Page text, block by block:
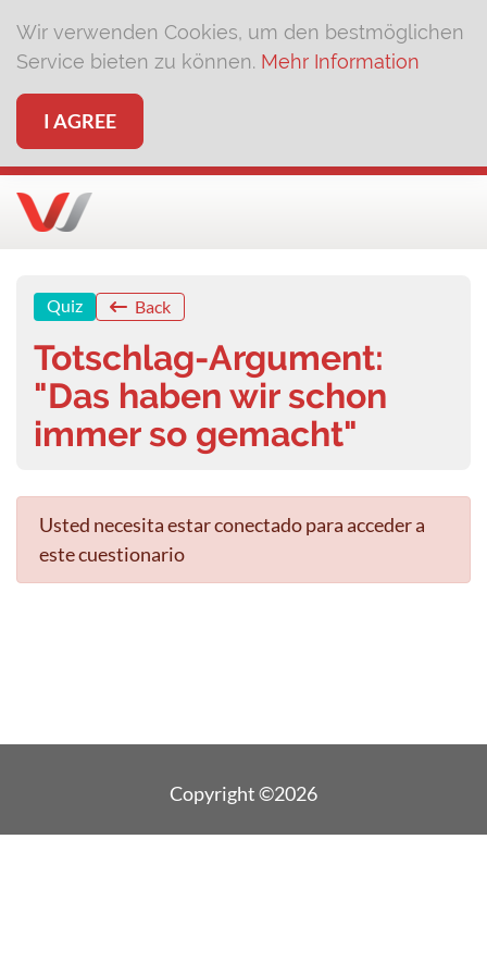
Wir verwenden Cookies, um den bestmöglichen
Service bieten zu können. Mehr Information
I AGREE
Quiz Back
Totschlag-Argument:
"Das haben wir schon
immer so gemacht"
Usted necesita estar conectado para acceder a
este cuestionario
Copyright ©2026